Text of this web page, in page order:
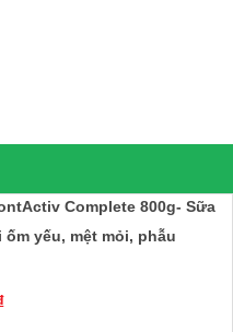
dinh dưỡng y học Nucare
Complete 800g- Sữa
ốm yếu, mệt mỏi, phẫu